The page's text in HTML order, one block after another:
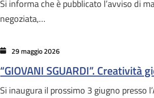
Si informa che è pubblicato l’avviso di
negoziata,…
29 maggio 2026
“GIOVANI SGUARDI”.
Si inaugura il prossimo 3 giugno presso